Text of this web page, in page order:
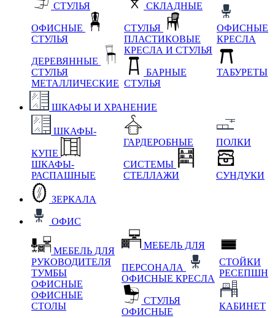
СТУЛЬЯ
ОФИСНЫЕ
СТУЛЬЯ
ДЕРЕВЯННЫЕ
СТУЛЬЯ
МЕТАЛЛИЧЕСКИЕ
СКЛАДНЫЕ
СТУЛЬЯ
ПЛАСТИКОВЫЕ
КРЕСЛА И СТУЛЬЯ
БАРНЫЕ
СТУЛЬЯ
ОФИСНЫЕ
КРЕСЛА
ТАБУРЕТЫ
ШКАФЫ И ХРАНЕНИЕ
ШКАФЫ-
КУПЕ
ШКАФЫ-
РАСПАШНЫЕ
ГАРДЕРОБНЫЕ
СИСТЕМЫ
СТЕЛЛАЖИ
ПОЛКИ
СУНДУКИ
ЗЕРКАЛА
ОФИС
МЕБЕЛЬ ДЛЯ
РУКОВОДИТЕЛЯ
ТУМБЫ
ОФИСНЫЕ
ОФИСНЫЕ
СТОЛЫ
МЕБЕЛЬ ДЛЯ
ПЕРСОНАЛА
ОФИСНЫЕ КРЕСЛА
СТУЛЬЯ
ОФИСНЫЕ
СТОЙКИ
РЕСЕПШН
КАБИНЕТ